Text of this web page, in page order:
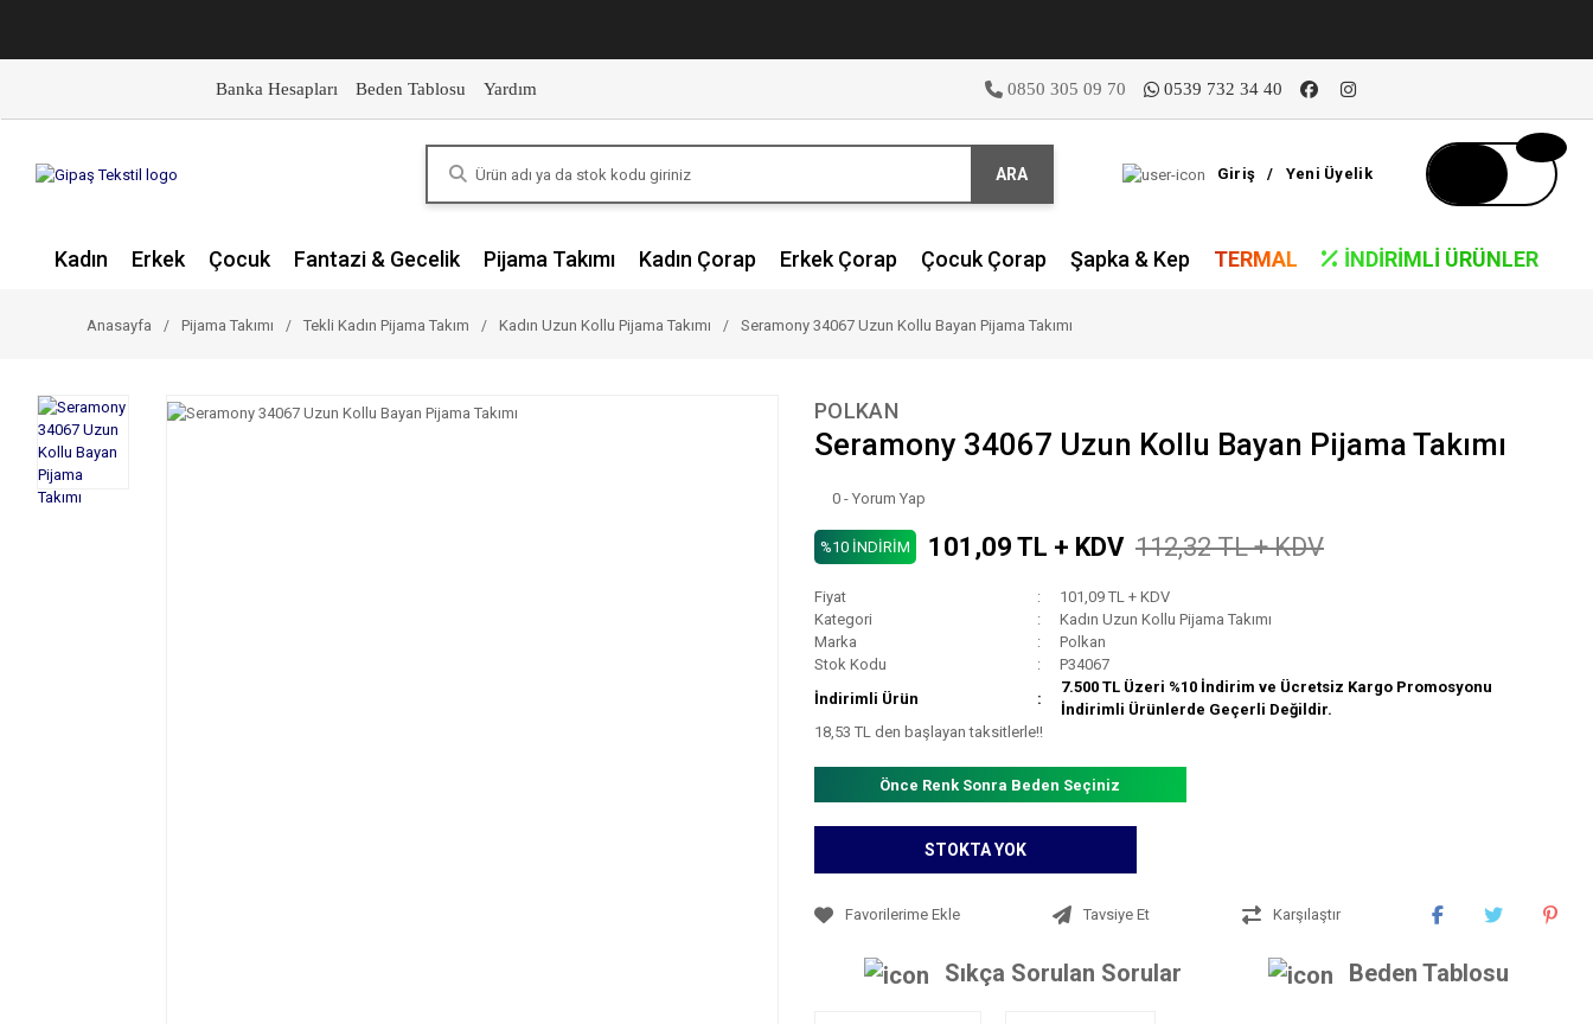
Banka Hesapları Beden Tablosu Yardım 0850 305 09 70 0539 732 34 40
ARA Giriş / Yeni Üyelik
Kadın Erkek Çocuk Fantazi & Gecelik Pijama Takımı Kadın Çorap Erkek Çorap Çocuk Çorap Şapka & Kep TERMAL İNDIRIMLI ÜRÜNLER
Anasayfa Pijama Takımı Tekli Kadın Pijama Takım Kadın Uzun Kollu Pijama Takımı Seramony 34067 Uzun Kollu Bayan Pijama Takımı
POLKAN
Seramony 34067 Uzun Kollu Bayan Pijama Takımı
0 - Yorum Yap
%10 İNDİRİM 101,09 TL + KDV 112,32 TL + KDV
Fiyat
101,09 TL + KDV
Kategori
Kadın Uzun Kollu Pijama Takımı
Marka
Polkan
Stok Kodu
P34067
İndirimli Ürün
7.500 TL Üzeri %10 İndirim ve Ücretsiz Kargo Promosyonu
İndirimli Ürünlerde Geçerli Değildir.
18,53 TL den başlayan taksitlerle!!
Önce Renk Sonra Beden Seçiniz
STOKTA YOK
Tavsiye Et Karşılaştır
Sıkça Sorulan Sorular Beden Tablosu